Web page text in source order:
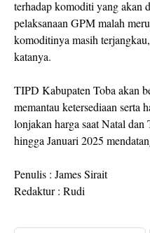
terhadap komoditi yang akan
pelaksanaan GPM malah
komoditinya masih
katanya.
TIPD Kabupaten Toba akan
memantau ketersediaan serta
lonjakan harga saat Natal
hingga Januari 2025
Penulis : James Sirait
Redaktur : Rudi